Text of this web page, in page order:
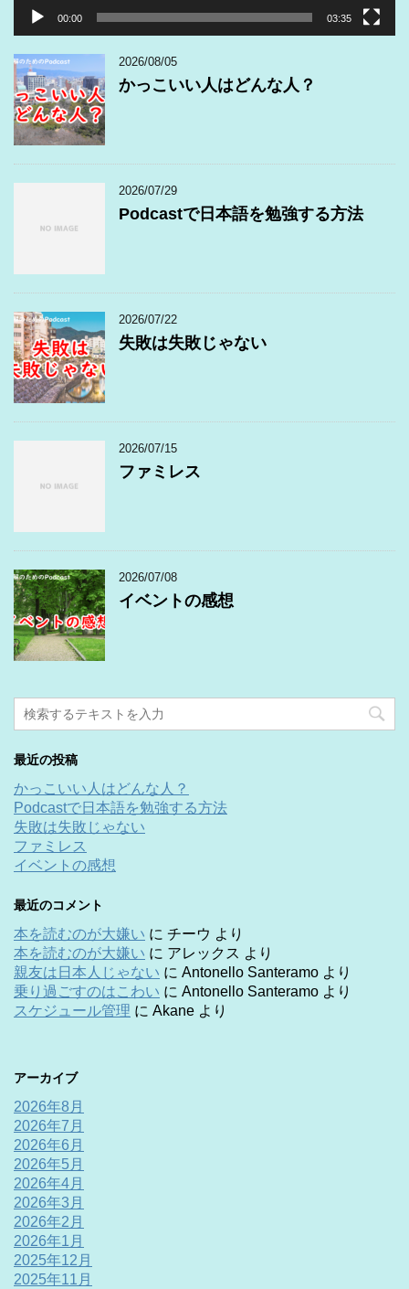
00:00 03:35
2026/08/05
かっこいい人はどんな人？
2026/07/29
Podcastで日本語を勉強する方法
2026/07/22
失敗は失敗じゃない
2026/07/15
ファミレス
2026/07/08
イベントの感想
最近の投稿
かっこいい人はどんな人？
Podcastで日本語を勉強する方法
失敗は失敗じゃない
ファミレス
イベントの感想
最近のコメント
本を読むのが大嫌い に チーウ より
本を読むのが大嫌い に アレックス より
親友は日本人じゃない に Antonello Santeramo より
乗り過ごすのはこわい に Antonello Santeramo より
スケジュール管理 に Akane より
アーカイブ
2026年8月
2026年7月
2026年6月
2026年5月
2026年4月
2026年3月
2026年2月
2026年1月
2025年12月
2025年11月